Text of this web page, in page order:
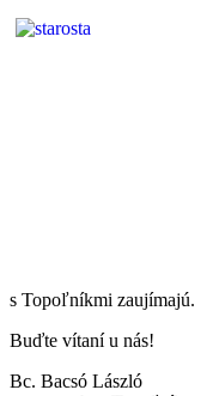
s Topoľníkmi zaujímajú.
Buďte vítaní u nás!
Bc. Bacsó László